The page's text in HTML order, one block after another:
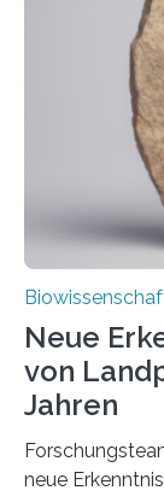
unbekannten
Studie wurde
Fachzeitschrift…
Neue
von
Jahren
neue